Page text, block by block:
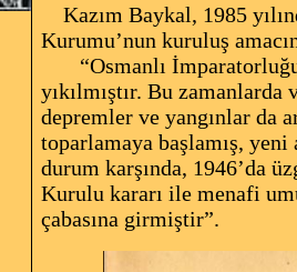
Kazım Baykal, 1985
Kurumu’nun kuruluş
“Osmanlı İmparatorluğu
yıkılmıştır. Bu
depremler ve yangınlar da
toparlamaya başlamış,
durum karşında, 1946’da
Kurulu kararı ile menafi
çabasına girmiştir”.